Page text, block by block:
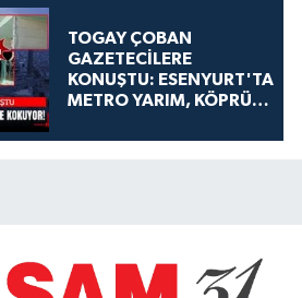
TOGAY ÇOBAN
GAZETECİLERE
KONUŞTU: ESENYURT'TA
METRO YARIM, KÖPRÜ
KOKUYOR!